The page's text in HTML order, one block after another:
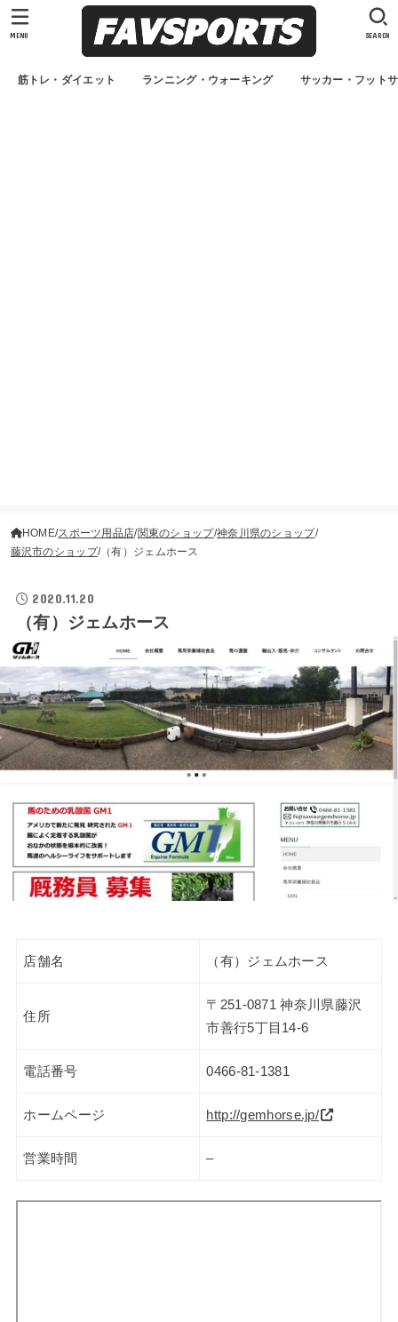
筋トレ・ダイエット ランニング・ウォーキング サッカー・フット
SEARCH
MENU
HOME スポーツ用品店 関東のショップ 神奈川県のショップ
藤沢市のショップ （有）ジェムホース
2020.11.20
（有）ジェムホース
店舗名 （有）ジェムホース
住所
〒251-0871 神奈川県藤沢
市善行5丁目14-6
電話番号 0466-81-1381
ホームページ http://gemhorse.jp/
営業時間 –